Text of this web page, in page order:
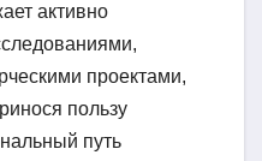
активно
проектами,
пользу
путь